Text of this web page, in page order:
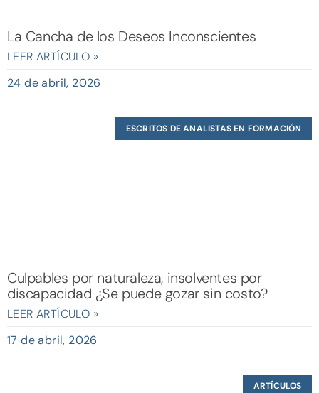
La Cancha de los Deseos Inconscientes
LEER ARTÍCULO »
24 de abril, 2026
ESCRITOS DE ANALISTAS EN FORMACIÓN
Culpables por naturaleza, insolventes por
discapacidad ¿Se puede gozar sin costo?
LEER ARTÍCULO »
17 de abril, 2026
ARTÍCULOS